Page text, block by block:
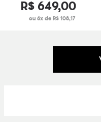
R$ 649,00
ou 6x de R$ 108,17